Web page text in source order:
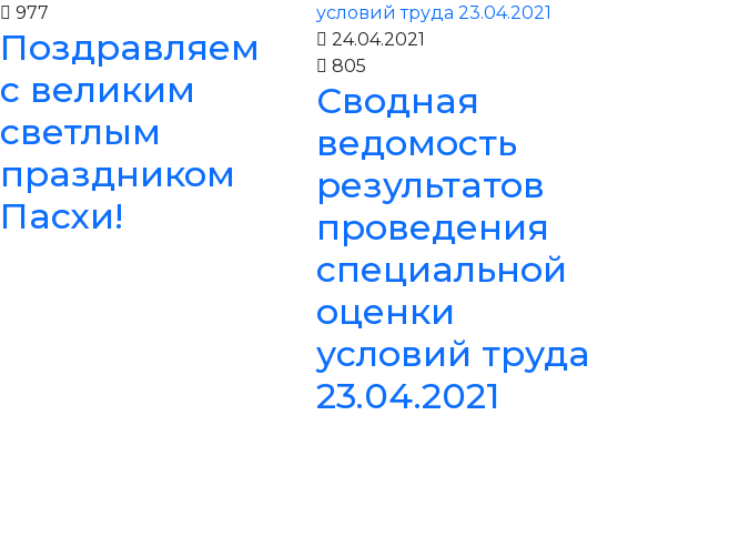
977
Поздравляем
с великим
светлым
праздником
Пасхи!
24.04.2021
805
Сводная
ведомость
результатов
проведения
специальной
оценки
условий труда
23.04.2021